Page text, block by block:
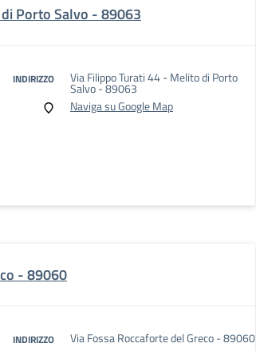
Porto Salvo - 89063
INDIRIZZO Via Filippo Turati 44 - Melito di Porto
Salvo - 89063
Naviga su Google Map
- 89060
INDIRIZZO
Via Fossa Roccaforte del Greco - 89060